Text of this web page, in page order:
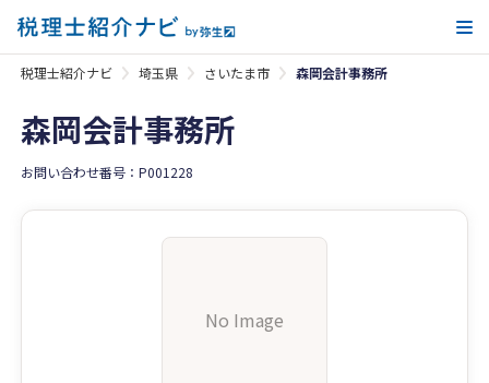
税理士紹介ナビ 埼玉県 さいたま市 森岡会計事務所
森岡会計事務所
お問い合わせ番号：P001228
No Image